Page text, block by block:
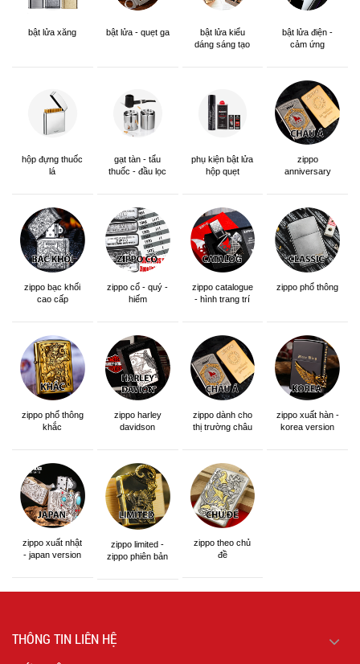
bật lửa xăng bật lửa - quẹt ga
bật lửa kiểu
dáng sáng tạo
bật lửa điện -
cảm ứng
hộp đựng thuốc
lá
gạt tàn - tẩu
thuốc - đầu lọc
phụ kiện bật lửa
hộp quẹt
zippo
anniversary
zippo bạc khối
cao cấp
zippo cổ - quý -
hiếm
zippo catalogue
- hình trang trí
zippo phổ thông
zippo phổ thông
khắc
zippo harley
davidson
zippo dành cho
thị trường châu
zippo xuất hàn -
korea version
zippo xuất nhật
- japan version
zippo limited -
zippo phiên bản
zippo theo chủ
đề
THÔNG TIN LIÊN HỆ